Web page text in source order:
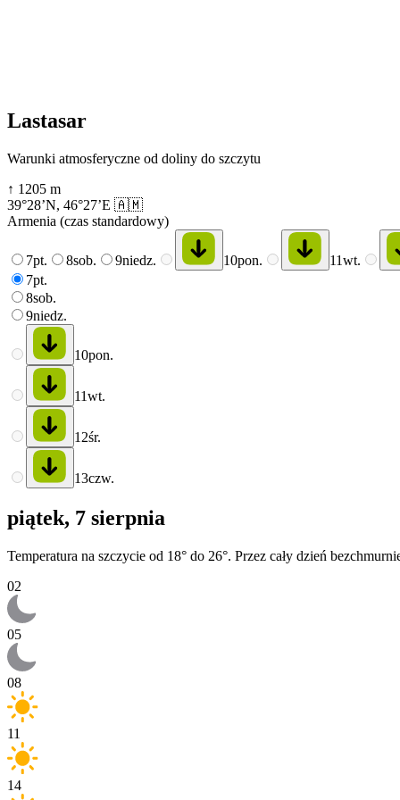
Lastasar
Warunki atmosferyczne od doliny do szczytu
↑ 1205 m
39°28’N, 46°27’E 🇦🇲
Armenia (czas standardowy)
7pt. 8sob. 9niedz. 10pon. 11wt.
7pt.
8sob.
9niedz.
10pon.
11wt.
12śr.
13czw.
piątek, 7 sierpnia
Temperatura na szczycie od 18° do 26°. Przez cały dzień
02
05
08
11
14